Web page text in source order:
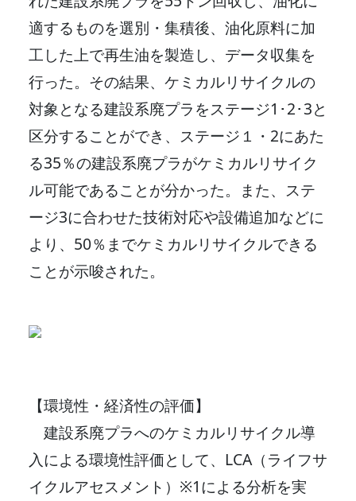
適するものを選別・集積後、油化原料に加
工した上で再生油を製造し、データ収集を
行った。その結果、ケミカルリサイクルの
対象となる建設系廃プラをステージ1･2･3と
区分することができ、ステージ１・2にあた
る35％の建設系廃プラがケミカルリサイク
ル可能であることが分かった。また、ステ
ージ3に合わせた技術対応や設備追加などに
より、50％までケミカルリサイクルできる
ことが示唆された。
【環境性・経済性の評価】
建設系廃プラへのケミカルリサイクル導
入による環境性評価として、LCA（ライフサ
イクルアセスメント）※1による分析を実